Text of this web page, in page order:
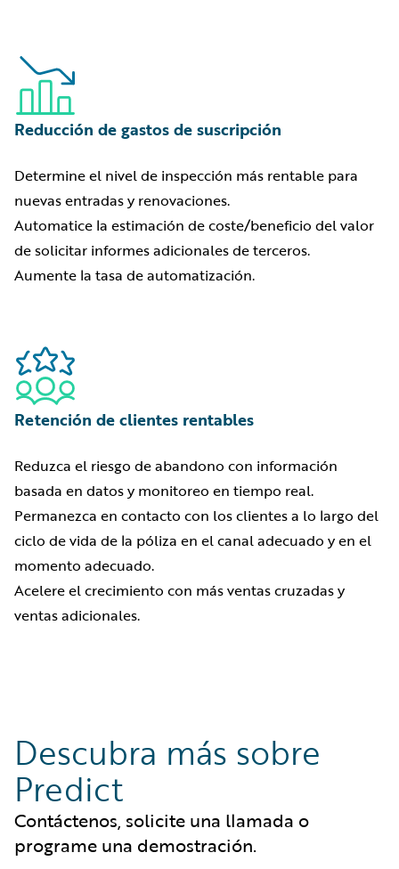
Reducción de gastos de suscripción
Determine el nivel de inspección más rentable para
nuevas entradas y renovaciones.
Automatice la estimación de coste/beneficio del valor
de solicitar informes adicionales de terceros.
Aumente la tasa de automatización.
Retención de clientes rentables
Reduzca el riesgo de abandono con información
basada en datos y monitoreo en tiempo real.
Permanezca en contacto con los clientes a lo largo del
ciclo de vida de la póliza en el canal adecuado y en el
momento adecuado.
Acelere el crecimiento con más ventas cruzadas y
ventas adicionales.
Descubra más sobre
Predict
Contáctenos, solicite una llamada o
programe una demostración.